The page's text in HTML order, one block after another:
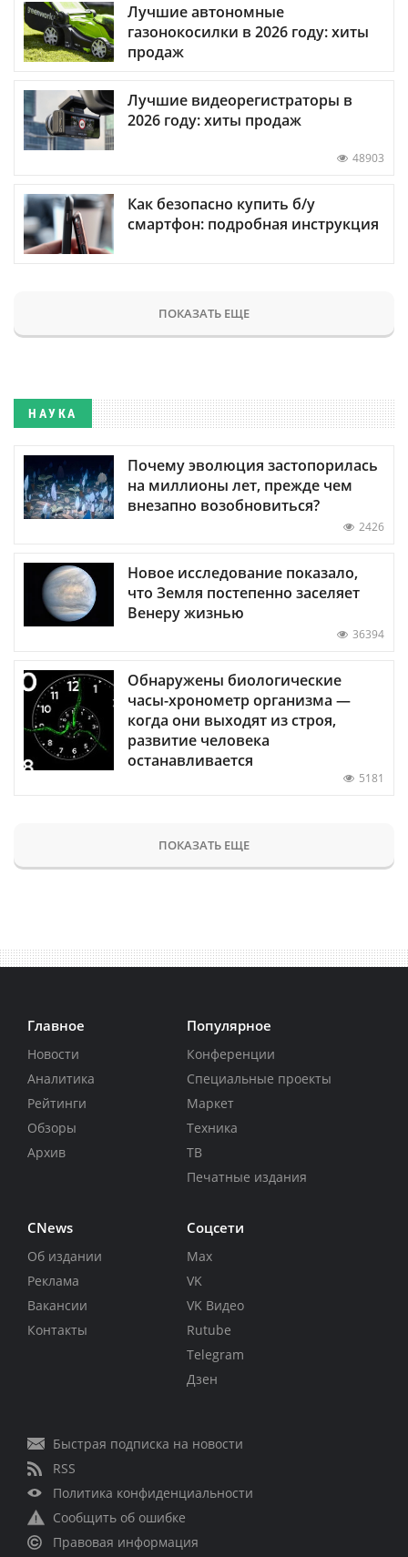
Лучшие автономные
газонокосилки в 2026 году: хиты
продаж
Лучшие видеорегистраторы в
2026 году: хиты продаж
48903
Как безопасно купить б/у
смартфон: подробная инструкция
ПОКАЗАТЬ ЕЩЕ
НАУКА
Почему эволюция застопорилась
на миллионы лет, прежде чем
внезапно возобновиться?
2426
Новое исследование показало,
что Земля постепенно заселяет
Венеру жизнью
36394
Обнаружены биологические
часы-хронометр организма —
когда они выходят из строя,
развитие человека
останавливается
5181
ПОКАЗАТЬ ЕЩЕ
Главное
Новости
Аналитика
Рейтинги
Обзоры
Архив
Популярное
Конференции
Специальные проекты
Маркет
Техника
ТВ
Печатные издания
CNews
Об издании
Реклама
Вакансии
Контакты
Соцсети
Max
VK
VK Видео
Rutube
Telegram
Дзен
Быстрая подписка на новости
RSS
Политика конфиденциальности
Сообщить об ошибке
Правовая информация